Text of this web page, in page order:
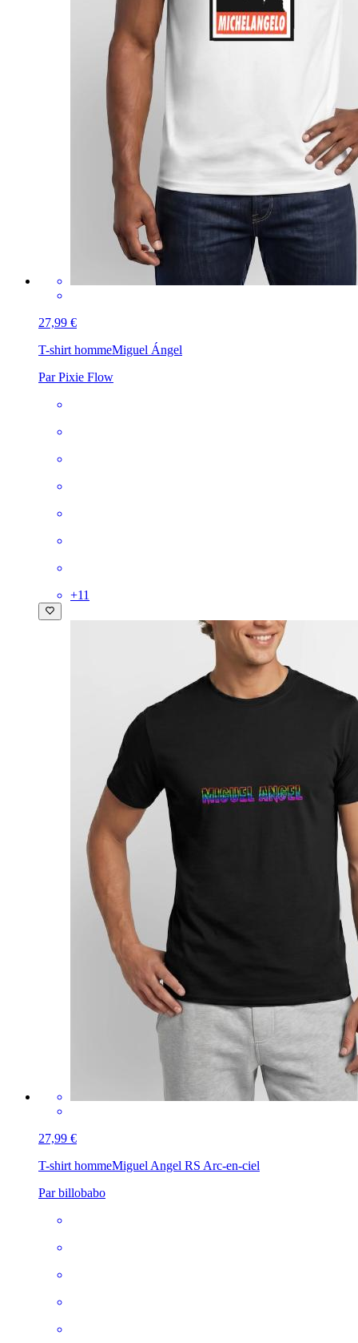
27,99 €
T-shirt hommeMiguel Ángel
Par Pixie Flow
+11
27,99 €
T-shirt hommeMiguel Angel RS Arc-en-ciel
Par billobabo